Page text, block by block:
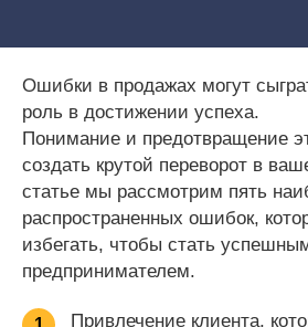
Ошибки в продажах могут
роль в достижении успеха.
Понимание и предотвращение
создать крутой переворот в
статье мы рассмотрим пять
распространенных ошибок,
избегать, чтобы стать
предпринимателем.
Привлечение клиента,